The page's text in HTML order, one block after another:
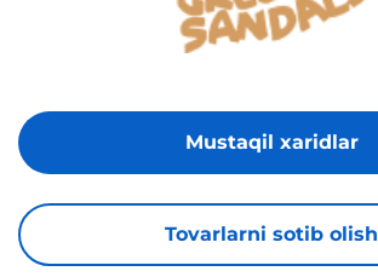
Tovarlarni sotib olish
Mustaqil xaridlar